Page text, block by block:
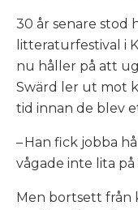
30 år senare stod
litteraturfestival i
nu håller på att
Swärd ler ut mot
tid innan de blev
– Han fick jobba
vågade inte lita på
Men bortsett från